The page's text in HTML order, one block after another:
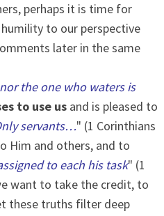
perhaps it is time for
to our perspective
later in the same
the one who waters is
to use us and is pleased to
servants…" (1 Corinthians
Him and others, and to
to each his task" (1
want to take the credit, to
these truths filter deep